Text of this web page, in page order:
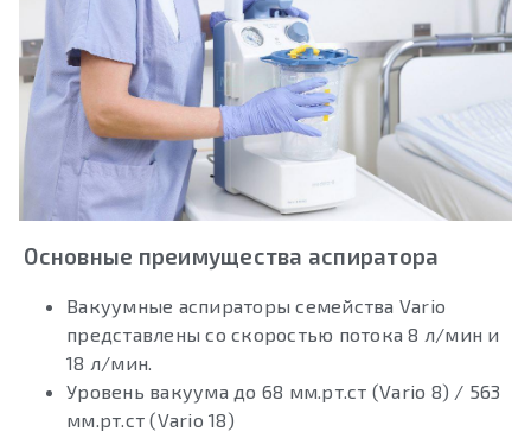
Основные преимущества аспиратора
Вакуумные аспираторы семейства Vario
представлены со скоростью потока 8 л/мин и
18 л/мин.
Уровень вакуума до 68 мм.рт.ст (Vario 8) / 563
мм.рт.ст (Vario 18)